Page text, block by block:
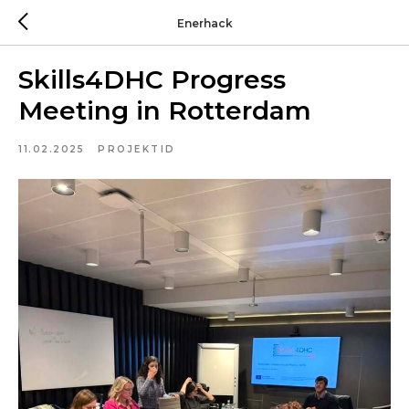
Enerhack
Skills4DHC Progress
Meeting in Rotterdam
11.02.2025 PROJEKTID